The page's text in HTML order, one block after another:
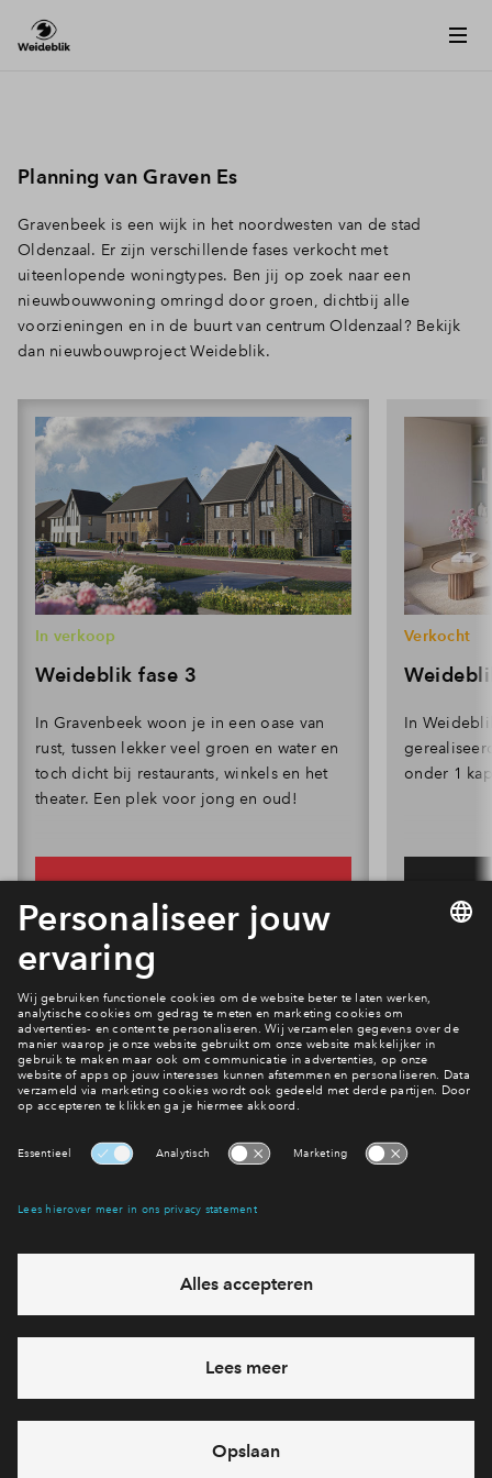
Inloggen
Planning van Graven Es
Gravenbeek is een wijk in het noordwesten van de stad
Oldenzaal. Er zijn verschillende fases verkocht met
uiteenlopende woningtypes. Ben jij op zoek naar een
nieuwbouwwoning omringd door groen, dichtbij alle
voorzieningen en in de buurt van centrum Oldenzaal? Bekijk
dan nieuwbouwproject Weideblik.
Weideblik fase 3
In verkoop
In Gravenbeek woon je in een oase van
rust, tussen lekker veel groen en water en
toch dicht bij restaurants, winkels en het
theater. Een plek voor jong en oud!
Volledige planning
Alles over deze fase
Verkocht
In
onder 1
eventuele projecten
Ja, ik wil mij aanmelden
Heb je een vraag en wil je direct antwoord? Bel ons op088
712 27 47
6 dagen per week beschikbaar (behalve tijdens